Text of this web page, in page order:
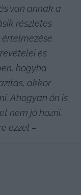
van annak a
részletes
és
hogyha
akkor
Ahogyan ön is
nem jó hozni,
ezzel –